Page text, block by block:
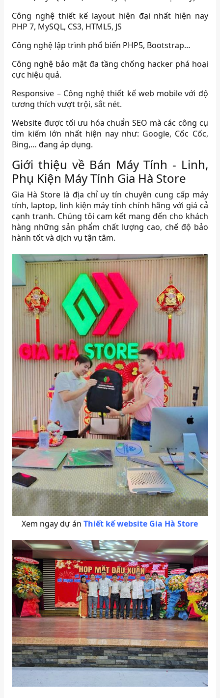
Công nghệ thiết kế layout hiện đại nhất hiện nay
PHP 7, MySQL, CS3, HTML5, JS
Công nghệ lập trình phổ biến PHP5, Bootstrap…
Công nghệ bảo mật đa tầng chống hacker phá hoại
cực hiệu quả.
Responsive – Công nghệ thiết kế web mobile với độ
tương thích vượt trội, sắt nét.
Website được tối ưu hóa chuẩn SEO mà các công cụ
tìm kiếm lớn nhất hiện nay như: Google, Cốc Cốc,
Bing,… đang áp dụng.
Giới thiệu về Bán Máy Tính - Linh,
Phụ Kiện Máy Tính Gia Hà Store
Gia Hà Store là địa chỉ uy tín chuyên cung cấp máy
tính, laptop, linh kiện máy tính chính hãng với giá cả
cạnh tranh. Chúng tôi cam kết mang đến cho khách
hàng những sản phẩm chất lượng cao, chế độ bảo
hành tốt và dịch vụ tận tâm.
Xem ngay dự ánThiết kế website Gia Hà Store